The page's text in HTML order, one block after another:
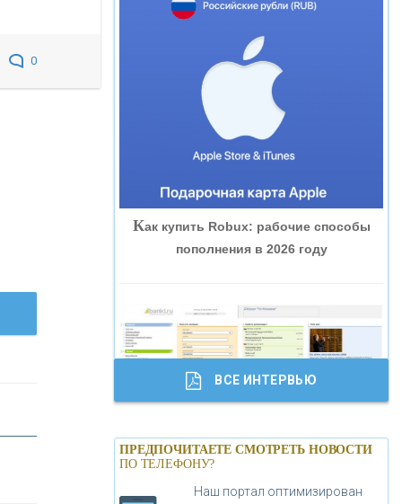
0
«НОВИКОМБАНК»
«СМП БАНК»
«ВНЕШПРОМБАНК»
«БАНК ГЛОБЭКС»
«ТРАСТ»
«ГАЗПРОМБАНК»
«МОСКОВСКИЙ КРЕДИТНЫЙ
БАНК»
Как купить Robux: рабочие способы
пополнения в 2026 году
Банки.ру обновил логотип впервые за
19 лет - «Лента новостей»
ВСЕ ИНТЕРВЬЮ
ПРЕДПОЧИТАЕТЕ СМОТРЕТЬ НОВОСТИ
ПО ТЕЛЕФОНУ?
Наш портал оптимизирован